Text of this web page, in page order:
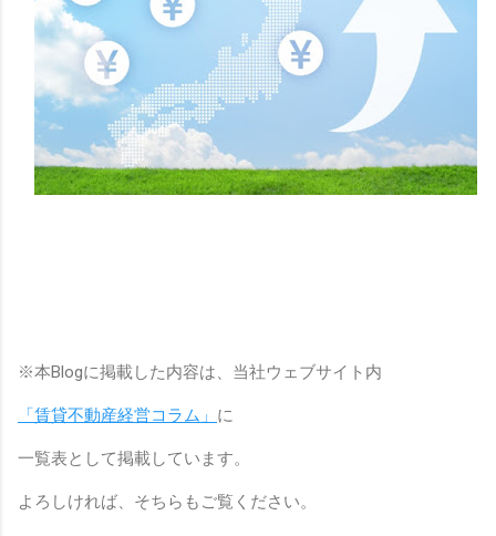
※本Blogに掲載した内容は、当社ウェブサイト内
「賃貸不動産経営コラム」 に
一覧表として掲載しています。
よろしければ、そちらもご覧ください。